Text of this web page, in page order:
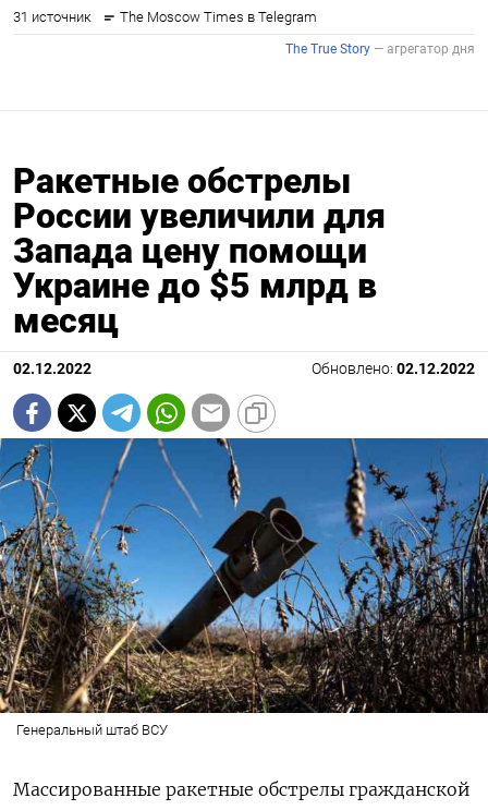
Ракетные обстрелы
России увеличили для
Запада цену помощи
Украине до $5 млрд в
месяц
02.12.2022 Обновлено: 02.12.2022
Генеральный штаб ВСУ
Массированные ракетные обстрелы гражданской